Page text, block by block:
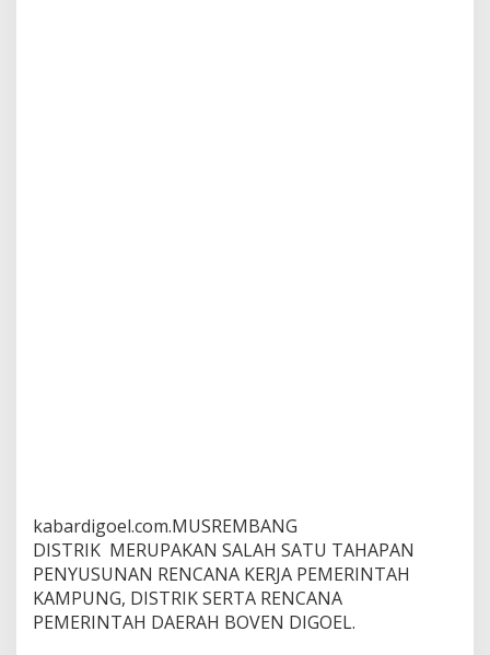
kabardigoel.com.MUSREMBANG
DISTRIK MERUPAKAN SALAH SATU TAHAPAN
PENYUSUNAN RENCANA KERJA PEMERINTAH
KAMPUNG, DISTRIK SERTA RENCANA
PEMERINTAH DAERAH BOVEN DIGOEL.